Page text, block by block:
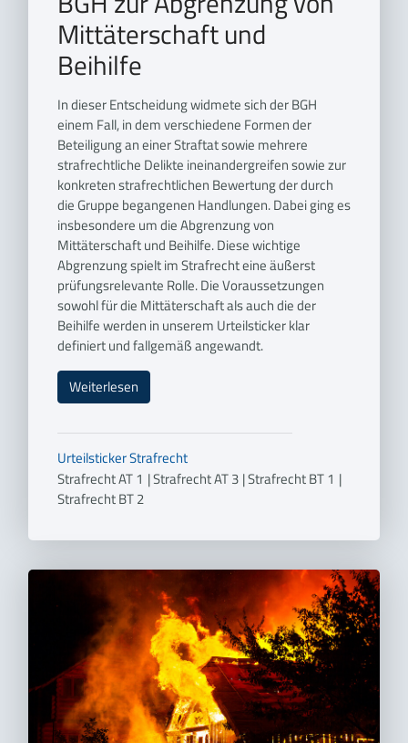
Mittäterschaft und
Beihilfe
In dieser Entscheidung widmete sich der BGH
einem Fall, in dem verschiedene Formen der
Beteiligung an einer Straftat sowie mehrere
strafrechtliche Delikte ineinandergreifen sowie zur
konkreten strafrechtlichen Bewertung der durch
die Gruppe begangenen Handlungen. Dabei ging es
insbesondere um die Abgrenzung von
Mittäterschaft und Beihilfe. Diese wichtige
Abgrenzung spielt im Strafrecht eine äußerst
prüfungsrelevante Rolle. Die Voraussetzungen
sowohl für die Mittäterschaft als auch die der
Beihilfe werden in unserem Urteilsticker klar
definiert und fallgemäß angewandt.
Weiterlesen
UrteilstickerStrafrecht
Strafrecht AT 1 |Strafrecht AT 3 |Strafrecht BT 1 |
Strafrecht BT 2